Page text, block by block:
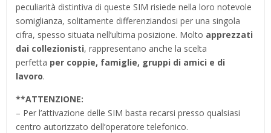
peculiarità distintiva di queste SIM risiede nella loro notevole
somiglianza, solitamente differenziandosi per una singola
cifra, spesso situata nell’ultima posizione. Molto apprezzati
dai collezionisti, rappresentano anche la scelta
perfetta per coppie, famiglie, gruppi di amici e di
lavoro.
**ATTENZIONE:
– Per l’attivazione delle SIM basta recarsi presso qualsiasi
centro autorizzato dell’operatore telefonico.